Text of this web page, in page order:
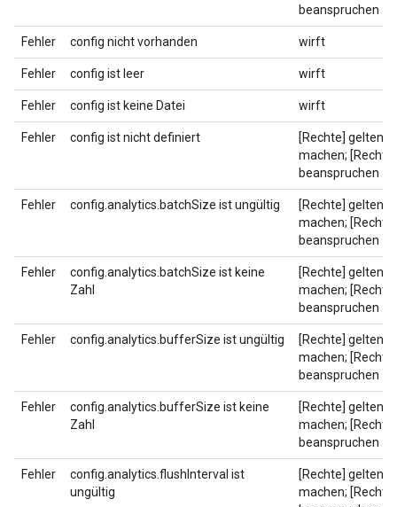
beanspruchen
Fehler config nicht vorhanden wirft
Fehler config ist leer wirft
Fehler config ist keine Datei wirft
Fehler config ist nicht definiert
[Rechte] geltend
machen; [Rechte]
beanspruchen
Fehler config.analytics.batchSize ist ungültig
[Rechte] geltend
machen; [Rechte]
beanspruchen
Fehler
config.analytics.batchSize ist keine
Zahl
[Rechte] geltend
machen; [Rechte]
beanspruchen
Fehler config.analytics.bufferSize ist ungültig
[Rechte] geltend
machen; [Rechte]
beanspruchen
Fehler
config.analytics.bufferSize ist keine
Zahl
[Rechte] geltend
machen; [Rechte]
beanspruchen
Fehler
config.analytics.flushInterval ist
ungültig
[Rechte] geltend
machen; [Rechte]